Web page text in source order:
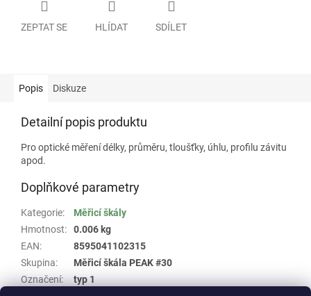
ZEPTAT SE HLÍDAT SDÍLET
Popis Diskuze
Detailní popis produktu
Pro optické měření délky, průměru, tloušťky, úhlu, profilu závitu
apod.
Doplňkové parametry
Kategorie:
Měřicí škály
Hmotnost:
0.006 kg
EAN:
8595041102315
Skupina:
Měřicí škála PEAK #30
Označení:
typ 1